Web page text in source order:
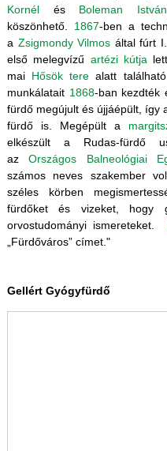
Kornélés Boleman István
köszönhető. 1867-ben a
a Zsigmondy Vilmos által fúrt
első melegvízű artézi kútja
mai Hősök tere alatt
munkálatait 1868-ban kezdték
fürdő megújult és újjáépült, így
fürdő is. Megépült a
elkészült a Rudas-fürdő
azOrszágos Balneológiai
számos neves szakember
széles körben
fürdőket és vizeket, hogy
orvostudományi ismereteket.
„Fürdőváros” címet."
Gellért Gyógyfürdő